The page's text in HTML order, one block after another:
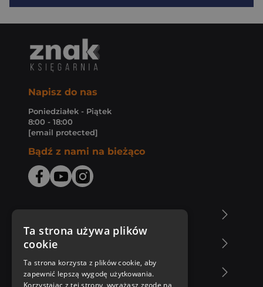
Napisz do nas
Poniedziałek - Piątek
8:00 - 18:00
[email protected]
Bądź z nami na bieżąco
Zakupy u nas
Nasza oferta
Ta strona używa plików
cookie
Ta strona korzysta z plików cookie, aby
zapewnić lepszą wygodę użytkowania.
Korzystając z tej strony, wyrażasz zgodę na